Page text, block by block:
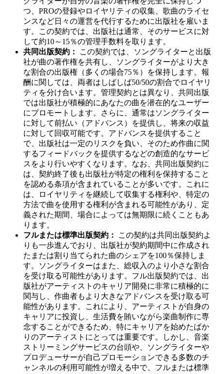
つ、PROの登録やロイヤリティの収集、歌曲のライセ
ンスなど日々の運営を代行するために出版社を雇いま
す。この契約では、出版社は通常、そのサービスに対
して約10～15％の管理手数料を取ります。
共同出版契約：
この契約では、ソングライターと出版
社が曲の著作権を共有し、ソングライターがより大き
な割合の出版権（多くの場合75％）を保持します。報
酬に関しては、両者はしばしば50/50の割合でロイヤリ
ティを分け合います。管理契約とは異なり、共同出版
では出版社が積極的にあなたの曲を潜在的なユーザー
にプロモートします。さらに、通常はソングライター
に対して前払い（アドバンス）を提供し、将来の収益
に対して回収可能です。アドバンスを提供すること
で、出版社は一定のリスクを負い、そのため作曲に関
するフィードバックを提供するなどの創造的なサービ
スをより行いやすくなります。なお、共同出版契約に
は、契約終了後も出版社が特定の権利を保持すること
を認める条項が含まれていることが多いです。これに
は、ロイヤリティを継続して収集する権利や、特定の
方法で曲を使用する権利が含まれる可能性があり、定
義された期間、場合によっては無期限に続くこともあ
ります。
フルまたは標準出版契約：
この契約は共同出版契約よ
りも一歩進んでおり、出版社が契約期間中に作成され
たまたは割り当てられた曲のシェアを100％保持しま
す。ソングライターはまた、総収入のより小さな割合
を受け取る可能性があります。フル出版契約では、出
版社がアーティストのキャリア開発に非常に積極的に
関与し、作曲者もより大きなアドバンスを受け取る可
能性があります。これにより、アーティストが自身の
キャリアに投資し、生活費を賄いながら楽曲制作に専
念することができるため、特にキャリアを始めたばか
りのアーティストにとっては重要です。しかし、音楽
ストリーミングサービスの台頭や、ソングライターや
プロデューサーが自己プロモーションできる多数のチ
ャンネルの利用可能性が増える中で、フルまたは標準